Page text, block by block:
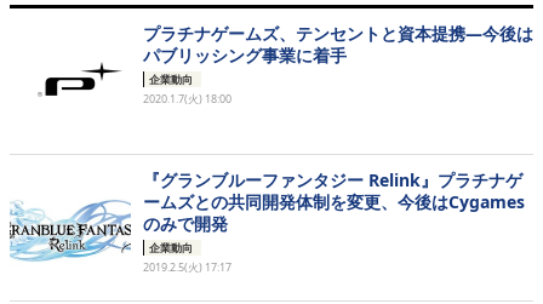
プラチナゲームズ、テンセントと資本提携―今後は
パブリッシング事業に着手
企業動向
2020.1.7(火) 18:00
『グランブルーファンタジー Relink』プラチナゲ
ームズとの共同開発体制を変更、今後はCygames
のみで開発
企業動向
2019.2.5(火) 17:17